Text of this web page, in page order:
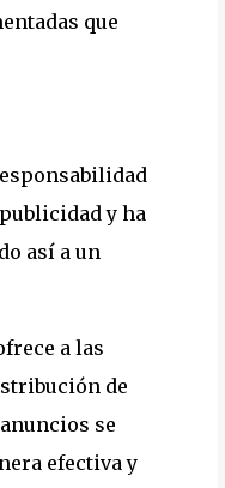
que
y ha
así a un
a las
de
se
efectiva y